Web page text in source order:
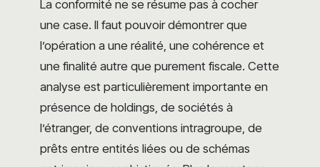
La conformité ne se résume pas à cocher
une case. Il faut pouvoir démontrer que
l’opération a une réalité, une cohérence et
une finalité autre que purement fiscale. Cette
analyse est particulièrement importante en
présence de holdings, de sociétés à
l’étranger, de conventions intragroupe, de
prêts entre entités liées ou de schémas